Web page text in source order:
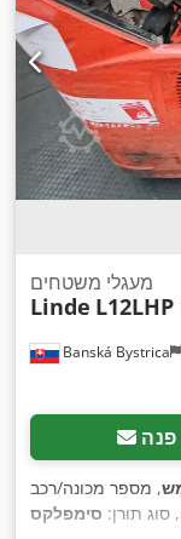
Banská Bystrica
מעגלי משטחים
Linde L12LHP
פנה
, סוג תורן: סימפלקס